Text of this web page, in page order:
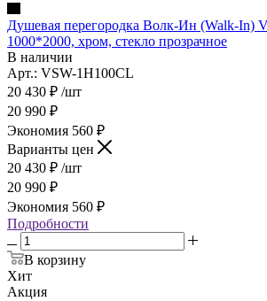
Душевая перегородка Волк-Ин (Walk-In)
1000*2000, хром, стекло прозрачное
В наличии
Арт.: VSW-1H100CL
20 430 ₽ /шт
20 990 ₽
Экономия 560 ₽
Варианты цен
20 430 ₽ /шт
20 990 ₽
Экономия 560 ₽
Подробности
В корзину
Хит
Акция